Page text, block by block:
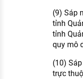
(9) Sáp
tỉnh
tỉnh
quy mô
(10)
trực